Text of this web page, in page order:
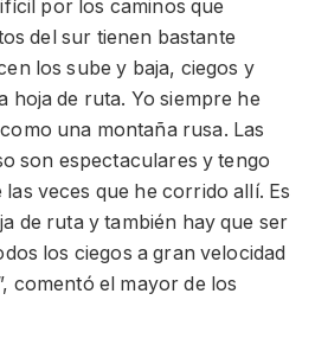
por los caminos que
del sur tienen bastante
los sube y baja, ciegos y
hoja de ruta. Yo siempre he
una montaña rusa. Las
son espectaculares y tengo
veces que he corrido allí. Es
de ruta y también hay que ser
los ciegos a gran velocidad
comentó el mayor de los